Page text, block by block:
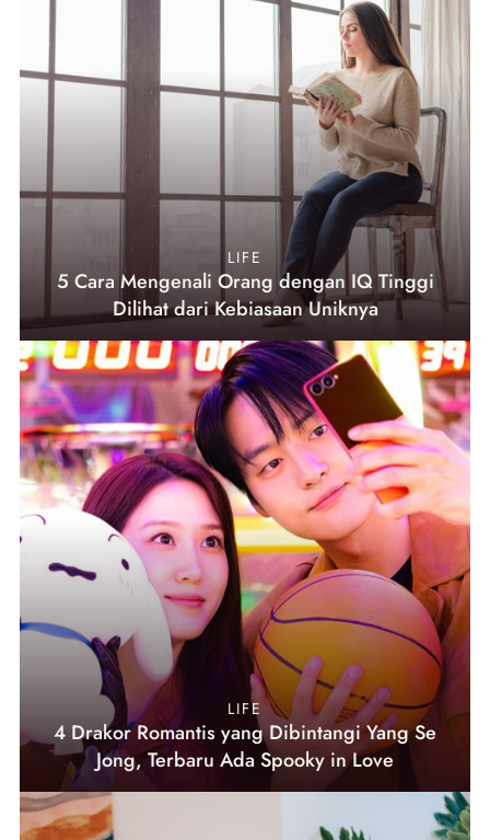
LIFE
5 Cara Mengenali Orang dengan IQ Tinggi
Dilihat dari Kebiasaan Uniknya
LIFE
4 Drakor Romantis yang Dibintangi Yang Se
Jong, Terbaru Ada Spooky in Love